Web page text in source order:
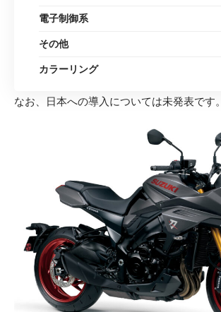
電子制御系
その他
カラーリング
なお、日本への導入については未発表です。